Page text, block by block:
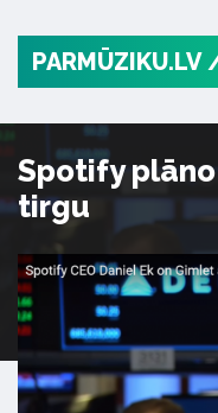
PARMŪZIKU.LV
Spotify
tirgu